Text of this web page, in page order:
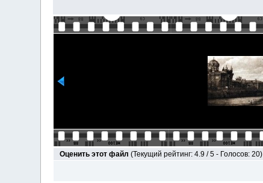
Оценить этот файл (Текущий рейтинг: 4.9 / 5 - Голосов: 20)